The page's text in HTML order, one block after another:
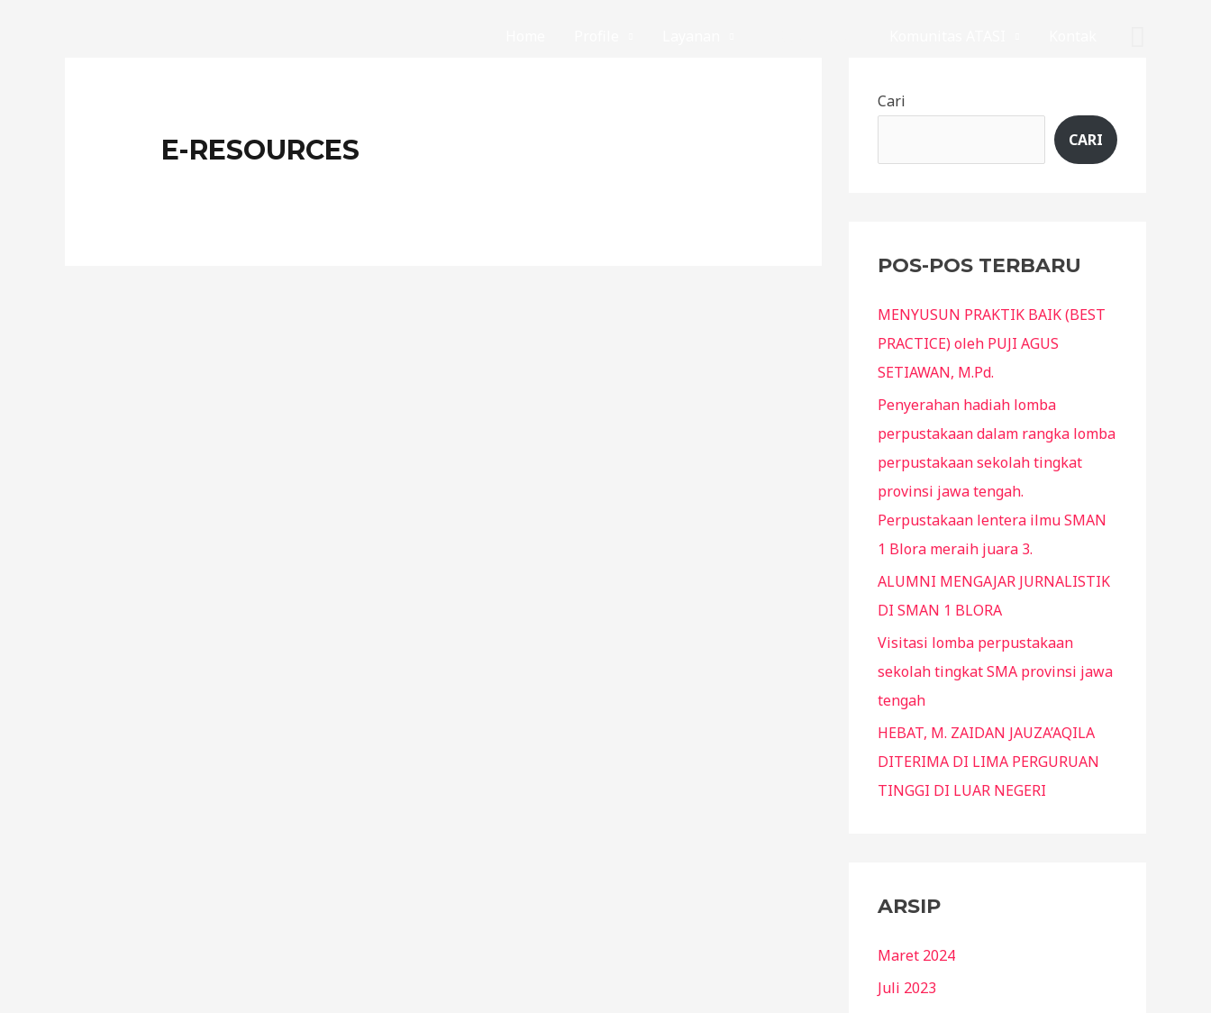
E-RESOURCES
Cari
CARI
POS-POS TERBARU
MENYUSUN PRAKTIK BAIK (BEST
PRACTICE) oleh PUJI AGUS
SETIAWAN, M.Pd.
Penyerahan hadiah lomba
perpustakaan dalam rangka lomba
perpustakaan sekolah tingkat
provinsi jawa tengah.
Perpustakaan lentera ilmu SMAN
1 Blora meraih juara 3.
ALUMNI MENGAJAR JURNALISTIK
DI SMAN 1 BLORA
Visitasi lomba perpustakaan
sekolah tingkat SMA provinsi jawa
tengah
HEBAT, M. ZAIDAN JAUZA’AQILA
DITERIMA DI LIMA PERGURUAN
TINGGI DI LUAR NEGERI
ARSIP
Maret 2024
Juli 2023